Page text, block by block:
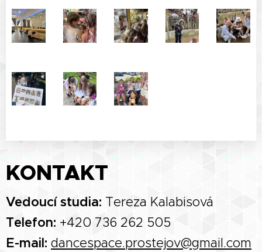
KONTAKT
Vedoucí studia: Tereza Kalabisová
Telefon: +420 736 262 505
E-mail: dancespace.prostejov@gmail.com